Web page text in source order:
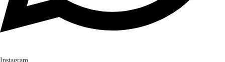
Instagram